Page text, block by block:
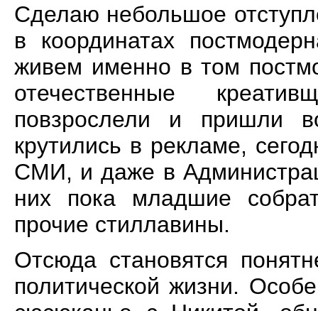
Сделаю небольшое
в координатах
живем именно в том
отечественные
повзрослели и пришли
крутились в рекламе,
СМИ, и даже в
них пока младшие
прочие стиллавины.
Отсюда становятся
политической жизни.